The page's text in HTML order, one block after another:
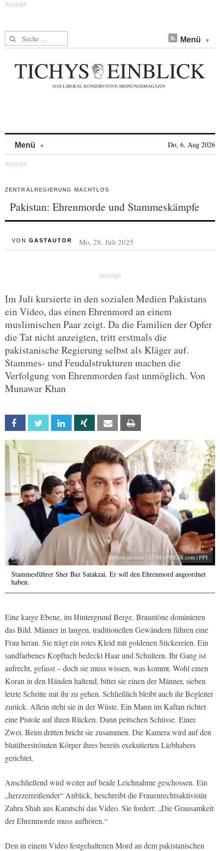
Suche nach: Menü
Menü Do, 6. Aug 2026
ZENTRALREGIERUNG MACHTLOS
Pakistan: Ehrenmorde und Stammeskämpfe
VON GASTAUTOR Mo, 28. Juli 2025
Im Juli kursierte in den sozialen Medien Pakistans
ein Video, das einen Ehrenmord an einem
muslimischen Paar zeigt. Da die Familien der Opfer
die Tat nicht anzeigten, tritt erstmals die
pakistanische Regierung selbst als Kläger auf.
Stammes- und Feudalstrukturen machen die
Verfolgung von Ehrenmorden fast unmöglich. Von
Munawar Khan
Facebook Twitter Linkedin Xing Email
picture alliance / ZUMAPRESS.com | PPI
Stammesführer Sher Baz Satakzai. Er soll den Ehrenmord angeordnet
haben.
Eine karge Ebene, im Hintergrund Berge. Brauntöne dominieren
das Bild. Männer in langen, traditionellen Gewändern führen eine
Frau heran. Sie trägt ein rotes Kleid mit goldenen Stickereien. Ein
sandfarbenes Kopftuch bedeckt Haar und Schultern. Ihr Gang ist
aufrecht, gefasst – doch sie muss wissen, was kommt. Wohl einen
Koran in den Händen haltend, bittet sie einen der Männer, sieben
letzte Schritte mit ihr zu gehen. Schließlich bleibt auch ihr Begleiter
zurück. Allein steht sie in der Wüste. Ein Mann im Kaftan richtet
eine Pistole auf ihren Rücken. Dann peitschen Schüsse. Einer.
Zwei. Beim dritten bricht sie zusammen. Die Kamera wird auf den
blutüberströmten Körper ihres bereits exekutierten Liebhabers
gerichtet.
Anschließend wird weiter auf beide Leichnahme geschossen. Ein
„herzzerreißender“ Anblick, beschreibt die Frauenrechtsaktivistin
Zahra Shah aus Karatschi das Video. Sie fordert: „Die Grausamkeit
der Ehrenmorde muss aufhören.“
Den in einem Video festgehaltenen Mord an dem pakistanischen